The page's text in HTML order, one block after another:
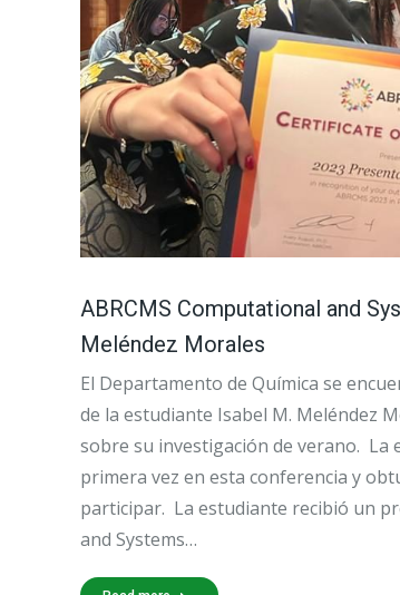
ABRCMS Computational and
Meléndez Morales
El Departamento de Química se
de la estudiante Isabel M. Meléndez
sobre su investigación de verano.
primera vez en esta conferencia y
participar. La estudiante recibió un
and Systems…